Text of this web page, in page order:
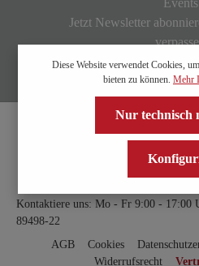
Jetzt Newsletter
Kontaktiere uns: Mo - Fr 9:00 - 17:00
89498-22
AGB
Cookies
Widerrufsrecht
Diese Website verwendet Cookies,
bieten zu können. Mehr
Nur technisch